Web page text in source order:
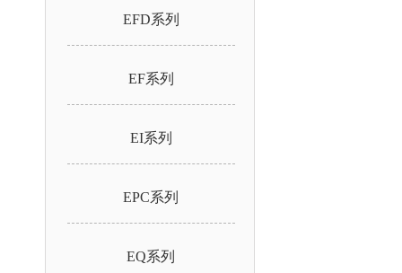
EFD系列
EF系列
EI系列
EPC系列
EQ系列